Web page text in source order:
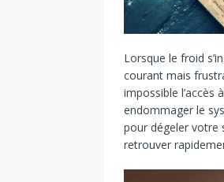
Lorsque le froid
courant mais
impossible l’accès
endommager le
pour dégeler votre
retrouver